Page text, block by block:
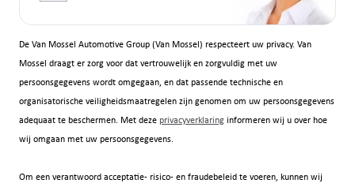
De Van Mossel Automotive Group (Van Mossel) respecteert uw privacy. Van
Mossel draagt er zorg voor dat vertrouwelijk en zorgvuldig met uw
persoonsgegevens wordt omgegaan, en dat passende technische en
organisatorische veiligheidsmaatregelen zijn genomen om uw persoonsgegevens
adequaat te beschermen. Met deze privacyverklaringinformeren wij u over hoe
wij omgaan met uw persoonsgegevens.
Om een verantwoord acceptatie- risico- en fraudebeleid te voeren, kunnen wij